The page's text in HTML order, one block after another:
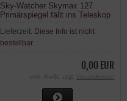
Sky-Watcher Skymax 127
Primärspiegel fällt ins Teleskop
Lieferzeit: Diese Info ist nicht
bestellbar
0,00 EUR
exkl. MwSt. zzgl. Versandkosten